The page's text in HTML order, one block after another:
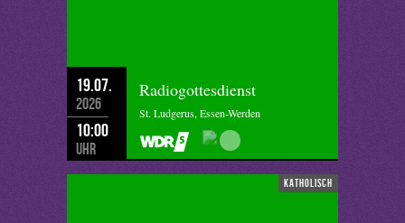
19.07.
2026
10:00
Uhr
Radiogottesdienst
St. Ludgerus, Essen-Werden
katholisch